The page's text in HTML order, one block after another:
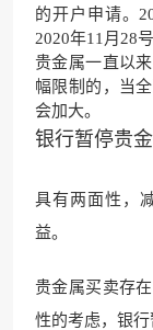
的开户申请。
2020年11月28
贵金属一直以
幅限制的，当
会加大。
银行暂停贵
具有两面性，
益。
贵金属买卖存
性的考虑，银